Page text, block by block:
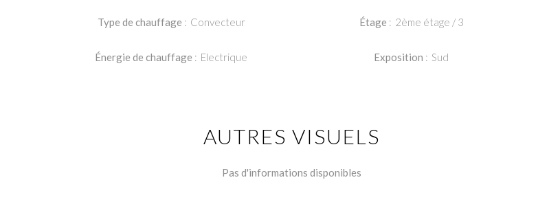
Type de chauffage Convecteur
Énergie de chauffage Electrique
Étage 2ème étage / 3
Exposition Sud
AUTRES VISUELS
Pas d'informations disponibles